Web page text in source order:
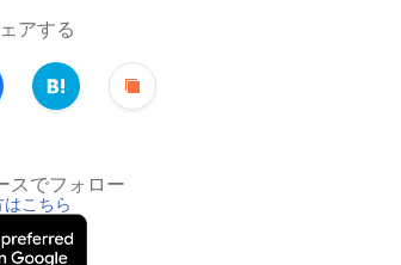
アする
スでフォロー
こちら